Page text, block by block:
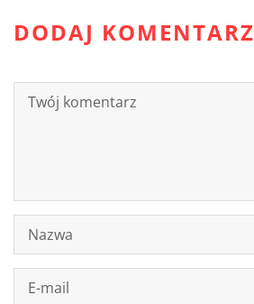
DODAJ KOMENTARZ